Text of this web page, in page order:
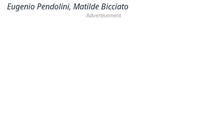
Eugenio Pendolini, Matilde Bicciato